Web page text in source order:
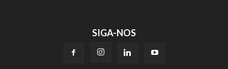
SIGA-NOS